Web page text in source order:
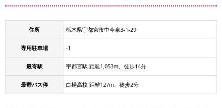
住所 栃木県宇都宮市中今泉3-1-29
専用駐車場 -1
最寄駅 宇都宮駅 距離1,053m、徒歩14分
最寄バス停 白楊高校 距離127m、徒歩2分